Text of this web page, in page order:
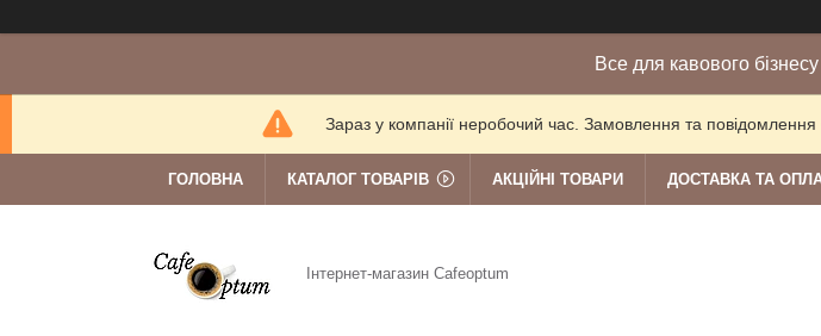
Все для кавового бізнесу
Зараз у компанії неробочий час. Замовлення та
ГОЛОВНА КАТАЛОГ ТОВАРІВ АКЦІЙНІ ТОВАРИ ДОСТАВКА ТА
Інтернет-магазин Cafeoptum